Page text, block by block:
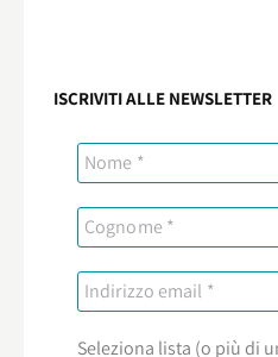
ISCRIVITI ALLE NEWSLETTER
Seleziona lista (o più di